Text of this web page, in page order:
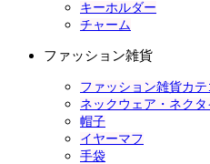
キーホルダー
チャーム
ファッション雑貨
ファッション雑貨カ
ネックウェア・ネクタ
帽子
イヤーマフ
手袋